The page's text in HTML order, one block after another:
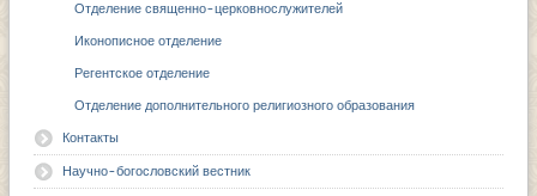
Отделение священно-церковнослужителей
Иконописное отделение
Регентское отделение
Отделение дополнительного религиозного образования
Контакты
Научно-богословский вестник